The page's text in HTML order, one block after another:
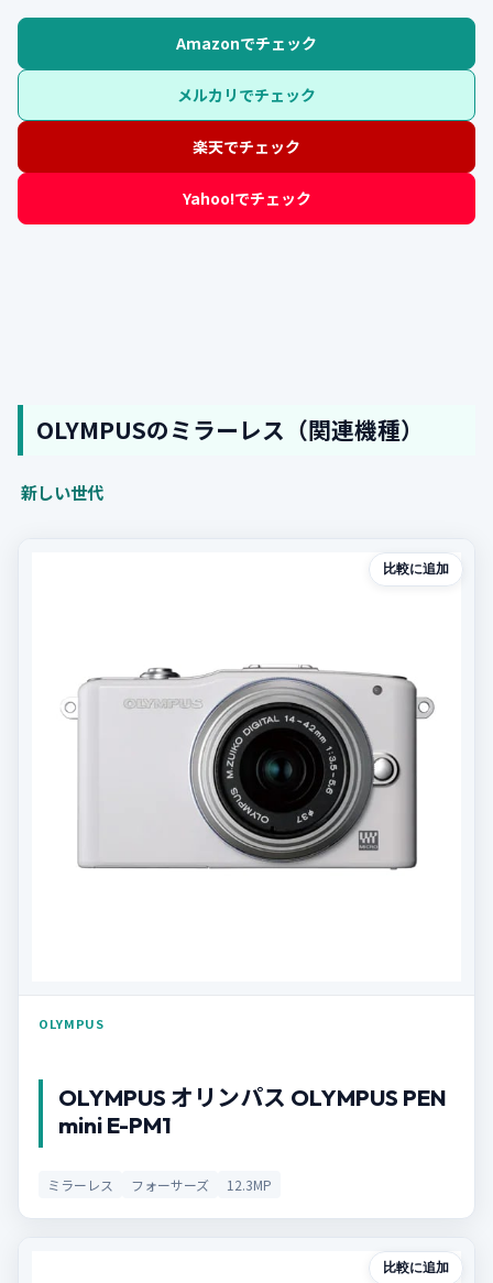
Amazonでチェック
メルカリでチェック
楽天でチェック
Yahoo!でチェック
OLYMPUSのミラーレス（関連機種）
新しい世代
比較に追加
OLYMPUS
OLYMPUS オリンパス OLYMPUS PEN
mini E-PM1
ミラーレス フォーサーズ 12.3MP
比較に追加